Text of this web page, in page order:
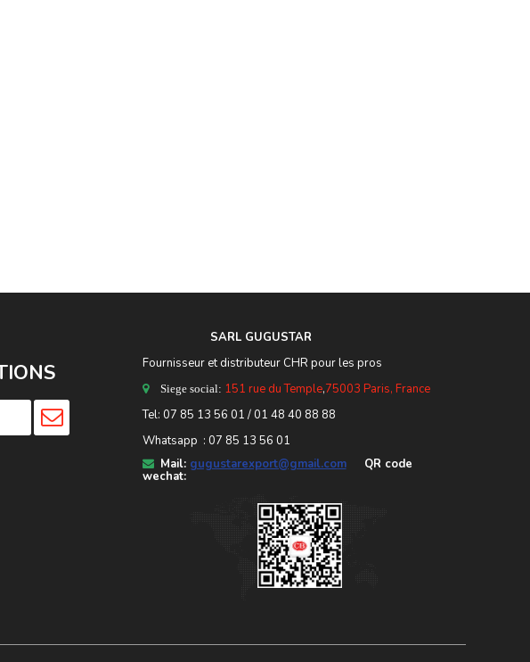
SARL GUGUSTAR
Fournisseur et distributeur CHR pour les pros
Siege social: 151 rue du Temple,75003 Paris, France
Tel: 07 85 13 56 01 / 01 48 40 88 88
Whatsapp : 07 85 13 56 01
Mail: gugustarexport@gmail.comQR code
wechat: